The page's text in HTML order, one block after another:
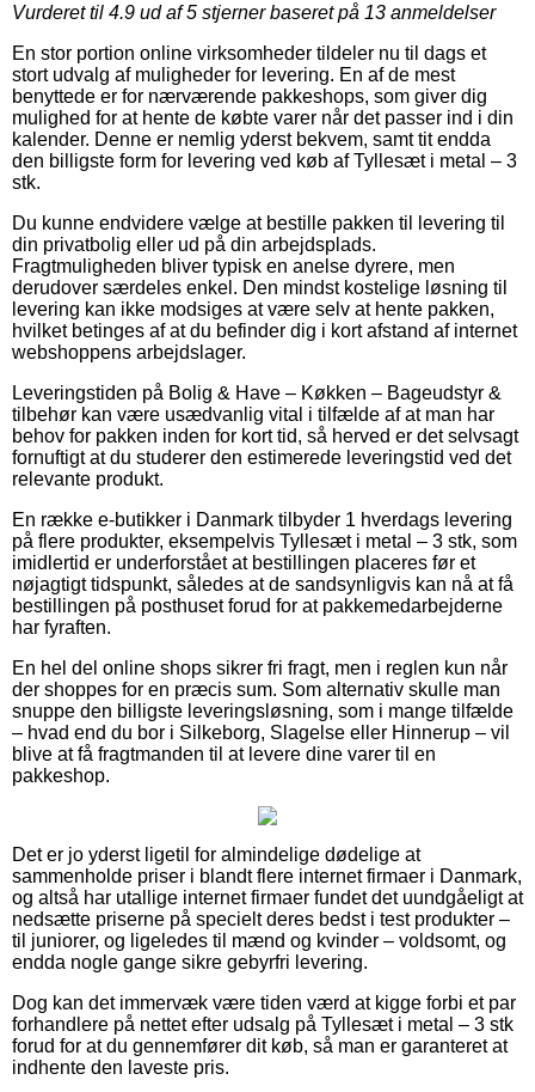
Vurderet til 4.9 ud af 5 stjerner baseret på 13 anmeldelser
En stor portion online virksomheder tildeler nu til dags et
stort udvalg af muligheder for levering. En af de mest
benyttede er for nærværende pakkeshops, som giver dig
mulighed for at hente de købte varer når det passer ind i din
kalender. Denne er nemlig yderst bekvem, samt tit endda
den billigste form for levering ved køb af Tyllesæt i metal – 3
stk.
Du kunne endvidere vælge at bestille pakken til levering til
din privatbolig eller ud på din arbejdsplads.
Fragtmuligheden bliver typisk en anelse dyrere, men
derudover særdeles enkel. Den mindst kostelige løsning til
levering kan ikke modsiges at være selv at hente pakken,
hvilket betinges af at du befinder dig i kort afstand af internet
webshoppens arbejdslager.
Leveringstiden på Bolig & Have – Køkken – Bageudstyr &
tilbehør kan være usædvanlig vital i tilfælde af at man har
behov for pakken inden for kort tid, så herved er det selvsagt
fornuftigt at du studerer den estimerede leveringstid ved det
relevante produkt.
En række e-butikker i Danmark tilbyder 1 hverdags levering
på flere produkter, eksempelvis Tyllesæt i metal – 3 stk, som
imidlertid er underforstået at bestillingen placeres før et
nøjagtigt tidspunkt, således at de sandsynligvis kan nå at få
bestillingen på posthuset forud for at pakkemedarbejderne
har fyraften.
En hel del online shops sikrer fri fragt, men i reglen kun når
der shoppes for en præcis sum. Som alternativ skulle man
snuppe den billigste leveringsløsning, som i mange tilfælde
– hvad end du bor i Silkeborg, Slagelse eller Hinnerup – vil
blive at få fragtmanden til at levere dine varer til en
pakkeshop.
Det er jo yderst ligetil for almindelige dødelige at
sammenholde priser i blandt flere internet firmaer i Danmark,
og altså har utallige internet firmaer fundet det uundgåeligt at
nedsætte priserne på specielt deres bedst i test produkter –
til juniorer, og ligeledes til mænd og kvinder – voldsomt, og
endda nogle gange sikre gebyrfri levering.
Dog kan det immervæk være tiden værd at kigge forbi et par
forhandlere på nettet efter udsalg på Tyllesæt i metal – 3 stk
forud for at du gennemfører dit køb, så man er garanteret at
indhente den laveste pris.